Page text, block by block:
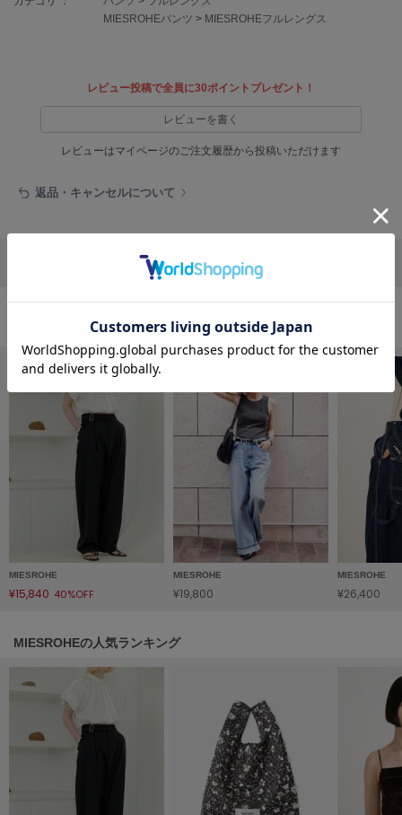
EIMY ISTOIRE
エイミー イストワール
emmi atelier
emmi yoga
フィラ
FRAY I.D
フレイアイディー
ファーファー
ジェラート ピケ
GELATO PIQUE CAT&DOG
ジェラート ピケ キャットアンドドッグ
ジェラート ピケ スリープ
グラミチ
MIESROHEパンツ > MIESROHEフルレングス
レビュー投稿で全員に30ポイントプレゼント！
レビューを書く
レビューはマイページのご注文履歴から投稿いただけます
返品・キャンセルについて
リポストする LINEで送る
パンツの人気ランキング
MIESROHE
¥15,840 40%OFF
MIESROHE
¥19,800
MIESROHE
¥26,400
MIESROHEの人気ランキング